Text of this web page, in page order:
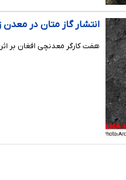
انتشار گاز متان در
هفت کارگر معدنچی افغان بر